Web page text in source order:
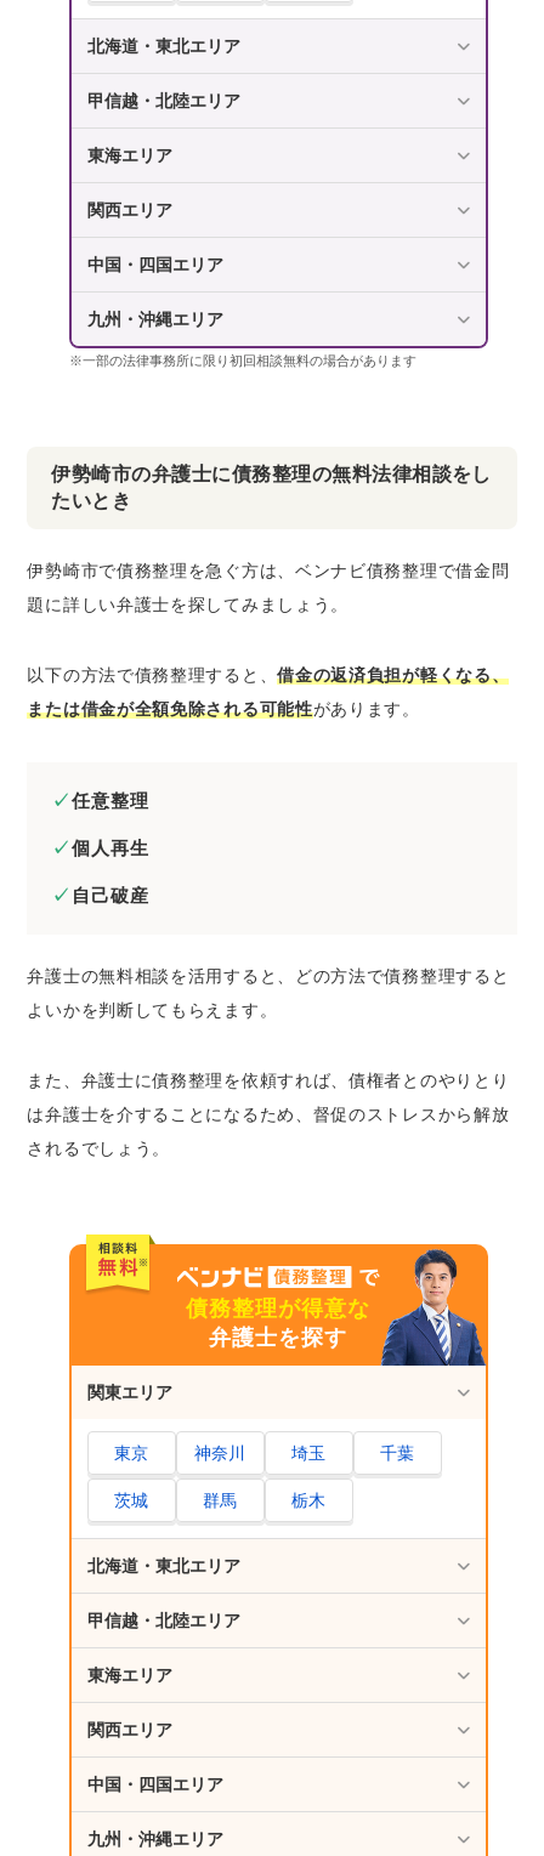
北海道・東北エリア
甲信越・北陸エリア
東海エリア
関西エリア
中国・四国エリア
九州・沖縄エリア
※一部の法律事務所に限り初回相談無料の場合があります
伊勢崎市の弁護士に債務整理の無料法律相談をし
たいとき
伊勢崎市で債務整理を急ぐ方は、ベンナビ債務整理で借金問
題に詳しい弁護士を探してみましょう。
以下の方法で債務整理すると、借金の返済負担が軽くなる、
または借金が全額免除される可能性があります。
任意整理
個人再生
自己破産
弁護士の無料相談を活用すると、どの方法で債務整理すると
よいかを判断してもらえます。
また、弁護士に債務整理を依頼すれば、債権者とのやりとり
は弁護士を介することになるため、督促のストレスから解放
されるでしょう。
債務整理が得意な
弁護士を探す
関東エリア
東京 神奈川 埼玉 千葉
茨城 群馬 栃木
北海道・東北エリア
甲信越・北陸エリア
東海エリア
関西エリア
中国・四国エリア
九州・沖縄エリア